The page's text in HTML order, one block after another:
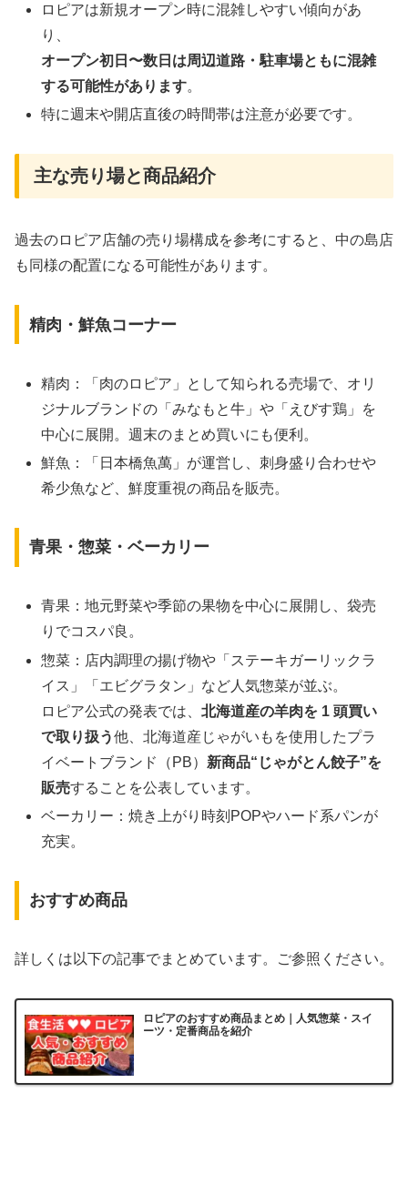
ロピアは新規オープン時に混雑しやすい傾向があ
り、
オープン初日〜数日は周辺道路・駐車場ともに混雑
する可能性があります。
特に週末や開店直後の時間帯は注意が必要です。
主な売り場と商品紹介
過去のロピア店舗の売り場構成を参考にすると、中の島店
も同様の配置になる可能性があります。
精肉・鮮魚コーナー
精肉：「肉のロピア」として知られる売場で、オリ
ジナルブランドの「みなもと牛」や「えびす鶏」を
中心に展開。週末のまとめ買いにも便利。
鮮魚：「日本橋魚萬」が運営し、刺身盛り合わせや
希少魚など、鮮度重視の商品を販売。
青果・惣菜・ベーカリー
青果：地元野菜や季節の果物を中心に展開し、袋売
りでコスパ良。
惣菜：店内調理の揚げ物や「ステーキガーリックラ
イス」「エビグラタン」など人気惣菜が並ぶ。
ロピア公式の発表では、北海道産の羊肉を 1 頭買い
で取り扱う他、北海道産じゃがいもを使用したプラ
イベートブランド（PB） 新商品“じゃがとん餃子”を
販売することを公表しています。
ベーカリー：焼き上がり時刻POPやハード系パンが
充実。
おすすめ商品
詳しくは以下の記事でまとめています。ご参照ください。
ロピアのおすすめ商品まとめ｜人気惣菜・スイ
ーツ・定番商品を紹介